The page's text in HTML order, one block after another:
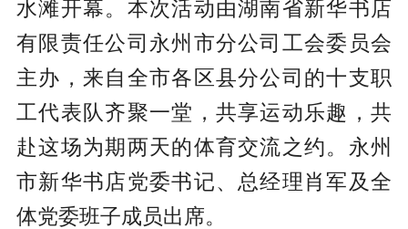
水滩开幕。本次活动由湖南省新华书店
有限责任公司永州市分公司工会委员会
主办，来自全市各区县分公司的十支职
工代表队齐聚一堂，共享运动乐趣，共
赴这场为期两天的体育交流之约。永州
市新华书店党委书记、总经理肖军及全
体党委班子成员出席。